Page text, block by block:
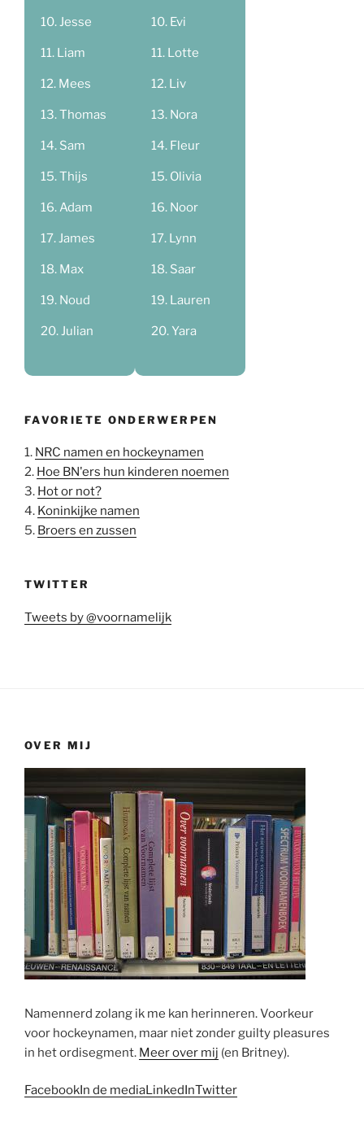
Jesse
Liam
Mees
Thomas
Sam
Thijs
Adam
James
Max
Noud
Julian
Evi
Lotte
Liv
Nora
Fleur
Olivia
Noor
Lynn
Saar
Lauren
Yara
FAVORIETE ONDERWERPEN
1. NRC namen en hockeynamen
2. Hoe BN'ers hun kinderen noemen
3. Hot or not?
4. Koninkijke namen
5. Broers en zussen
TWITTER
Tweets by @voornamelijk
OVER MIJ
Namennerd zolang ik me kan herinneren. Voorkeur
voor hockeynamen, maar niet zonder guilty pleasures
in het ordisegment. Meer over mij (en Britney).
Facebook In de mediaLinkedInTwitter